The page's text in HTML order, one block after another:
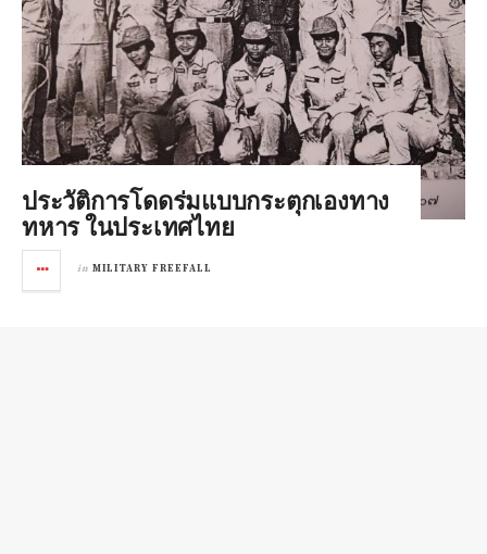
ประวัติการโดดร่มแบบกระตุกเองทาง
ทหาร ในประเทศไทย
in MILITARY FREEFALL